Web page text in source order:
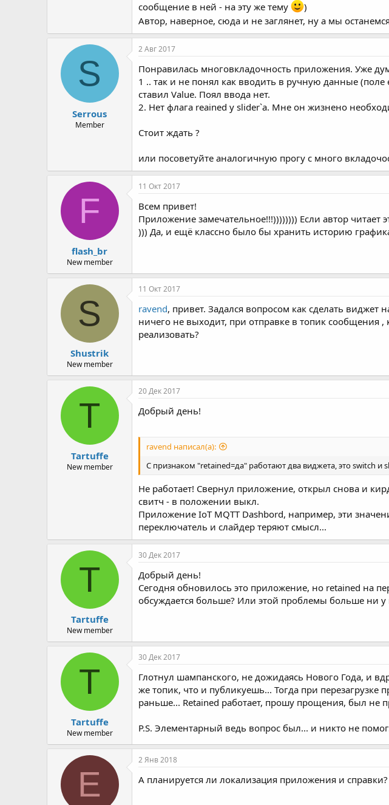
сообщение в ней - на эту же тему
)
Автор, наверное, сюда и не заглянет, ну а мы
S
Serrous
Member
2 Авг 2017
Понравилась многовкладочность приложения. Уже
1 .. так и не понял как вводить в ручную данные (поле
ставил Value. Поял ввода нет.
2. Нет флага reained у slider`a. Мне он жизнено
Стоит ждать ?
или посоветуйте аналогичную прогу с много
F
flash_br
New member
11 Окт 2017
Всем привет!
Приложение замечательное!!!)))))))) Если автор
))) Да, и ещё классно было бы хранить историю
S
Shustrik
New member
11 Окт 2017
ravend, привет. Задался вопросом как сделать
ничего не выходит, при отправке в топик сообщения
реализовать?
T
Tartuffe
New member
20 Дек 2017
Добрый день!
ravend написал(а):
С признаком "retained=да" работают два виджета, это switch и
Не работает! Свернул приложение, открыл снова и
свитч - в положении выкл.
Приложение IoT MQTT Dashbord, например, эти
переключатель и слайдер теряют смысл...
T
Tartuffe
New member
30 Дек 2017
Добрый день!
Сегодня обновилось это приложение, но retained на
обсуждается больше? Или этой проблемы больше ни у
T
Tartuffe
New member
30 Дек 2017
Глотнул шампанского, не дожидаясь Нового Года, и
же топик, что и публикуешь... Тогда при
раньше... Retained работает, прошу прощения, был не
P.S. Элементарный ведь вопрос был... и никто не
E
2 Янв 2018
А планируется ли локализация приложения и справки?